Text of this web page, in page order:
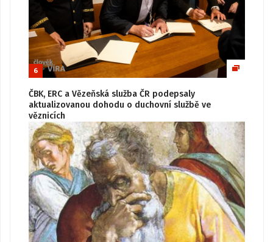
6
ČBK, ERC a Vězeňská služba ČR podepsaly
aktualizovanou dohodu o duchovní službě ve
věznicích